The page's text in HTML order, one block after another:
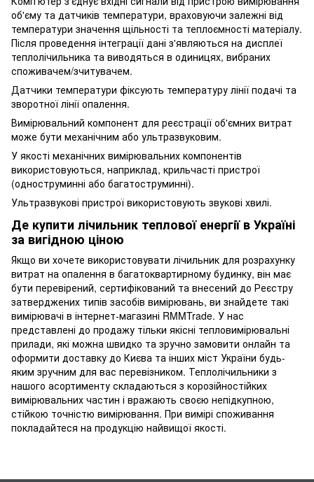
об'єму та датчиків температури, враховуючи залежні від
температури значення щільності та теплоємності матеріалу.
Після проведення інтеграції дані з'являються на дисплеї
теплолічильника та виводяться в одиницях, вибраних
споживачем/зчитувачем.
Датчики температури фіксують температуру лінії подачі та
зворотної лінії опалення.
Вимірювальний компонент для реєстрації об'ємних витрат
може бути механічним або ультразвуковим.
У якості механічних вимірювальних компонентів
використовуються, наприклад, крильчасті пристрої
(одноструминні або багатоструминні).
Ультразвукові пристрої використовують звукові хвилі.
Де купити лічильник теплової енергії в Україні
за вигідною ціною
Якщо ви хочете використовувати лічильник для розрахунку
витрат на опалення в багатоквартирному будинку, він має
бути перевірений, сертифікований та внесений до Реєстру
затверджених типів засобів вимірювань, ви знайдете такі
вимірювачі в інтернет-магазині RMMTrade. У нас
представлені до продажу тільки якісні тепловимірювальні
прилади, які можна швидко та зручно замовити онлайн та
оформити доставку до Києва та інших міст України будь-
яким зручним для вас перевізником. Теплолічильники з
нашого асортименту складаються з корозійностійких
вимірювальних частин і вражають своєю непідкупною,
стійкою точністю вимірювання. При вимірі споживання
покладайтеся на продукцію найвищої якості.